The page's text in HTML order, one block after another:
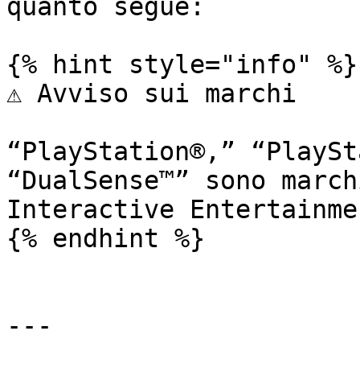
quanto segue:
{% hint style="info" %}
⚠️ Avviso sui marchi
“PlayStation®,”
“DualSense™” sono
Interactive
{% endhint %}
---